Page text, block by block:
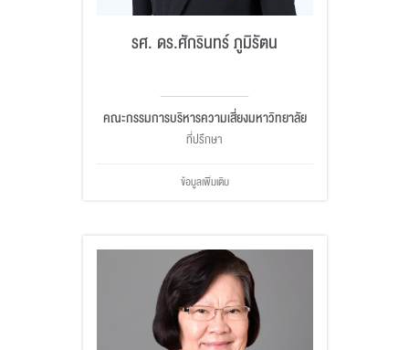
รศ. ดร.ศักรินทร์ ภูมิรัตน
คณะกรรมการบริหารความเสี่ยงมหาวิทยาลัย
ที่ปรึกษา
ข้อมูลเพิ่มเติม